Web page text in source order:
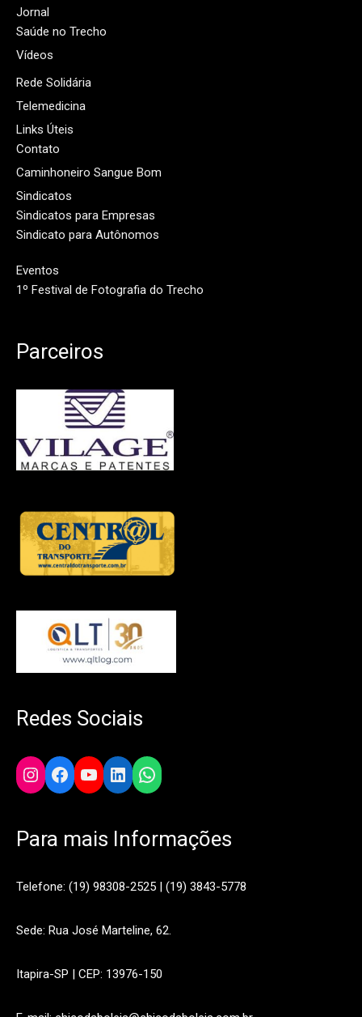
Jornal
Saúde no Trecho
Vídeos
Rede Solidária
Telemedicina
Links Úteis
Contato
Caminhoneiro Sangue Bom
Sindicatos
Sindicatos para Empresas
Sindicato para Autônomos
Eventos
1º Festival de Fotografia do Trecho
Parceiros
Redes Sociais
Instagram
Facebook
YouTube
LinkedIn
WhatsApp
Para mais Informações
Telefone: (19) 98308-2525 | (19) 3843-5778
Sede: Rua José Marteline, 62.
Itapira-SP | CEP: 13976-150